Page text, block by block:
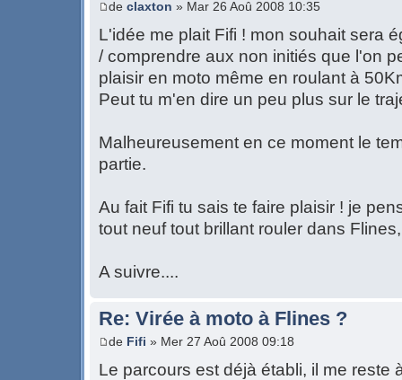
de claxton » Mar 26 Aoû 2008 10:35
L'idée me plait Fifi ! mon souhait sera
/ comprendre aux non initiés que l'on
plaisir en moto même en roulant à
Peut tu m'en dire un peu plus sur le
Malheureusement en ce moment le
partie.
Au fait Fifi tu sais te faire plaisir ! je
tout neuf tout brillant rouler dans
A suivre....
Re: Virée à moto à Flines ?
de Fifi » Mer 27 Aoû 2008 09:18
Le parcours est déjà établi, il me reste